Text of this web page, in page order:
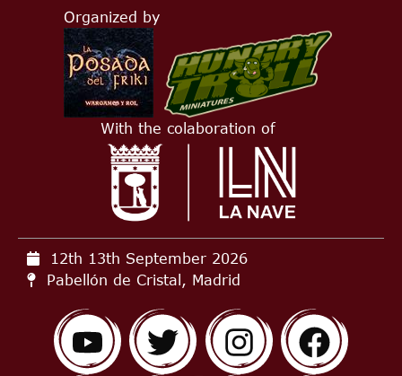
Organized by
With the colaboration of
12th 13th September 2026
Pabellón de Cristal, Madrid